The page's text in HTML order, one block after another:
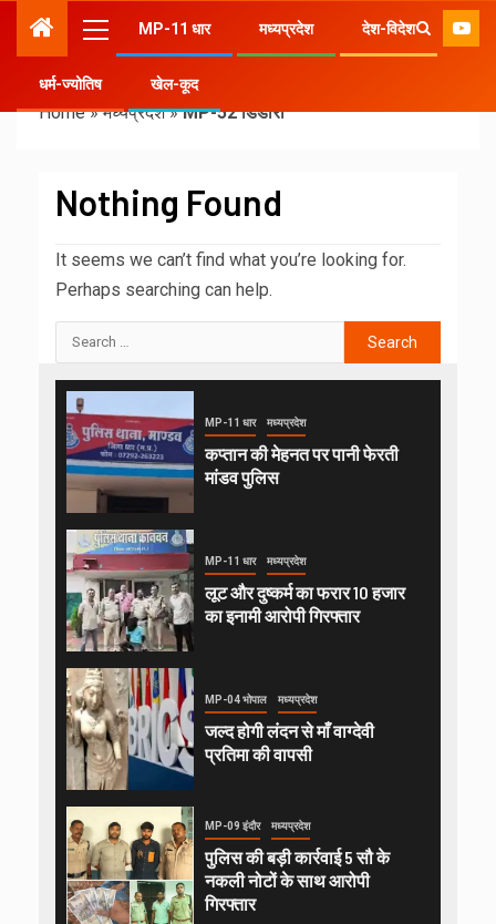
MP-11 धार मध्यप्रदेश देश-विदेश
धर्म-ज्योतिष खेल-कूद
Home»मध्यप्रदेश»MP-52 डिंडोरी
Nothing Found
It seems we can’t find what you’re looking for.
Perhaps searching can help.
MP-11 धार मध्यप्रदेश
कप्तान की मेहनत पर पानी फेरती
मांडव पुलिस
MP-11 धार मध्यप्रदेश
लूट और दुष्कर्म का फरार 10 हजार
का इनामी आरोपी गिरफ्तार
MP-04 भोपाल मध्यप्रदेश
जल्द होगी लंदन से माँ वाग्देवी
प्रतिमा की वापसी
MP-09 इंदौर मध्यप्रदेश
पुलिस की बड़ी कार्रवाई 5 सौ के
नकली नोटों के साथ आरोपी
गिरफ्तार